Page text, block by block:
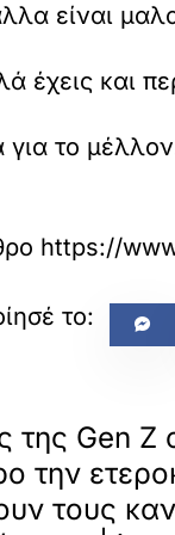
είναι
έχεις και
το
https://
της Gen Z
την
τους